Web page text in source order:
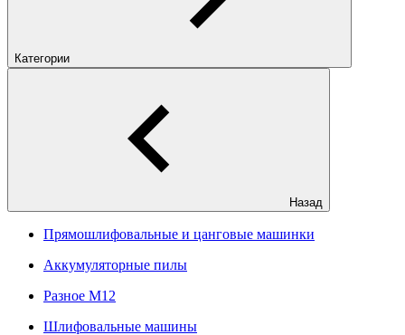
Категории
Назад
Прямошлифовальные и цанговые машинки
Аккумуляторные пилы
Разное M12
Шлифовальные машины